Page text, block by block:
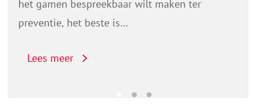
het gamen bespreekbaar wilt maken ter
preventie, het beste is…
Lees meer